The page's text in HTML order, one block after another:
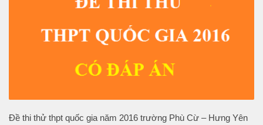
Đề thi thử thpt quốc gia năm 2016 trường Phù Cừ – Hưng Yên